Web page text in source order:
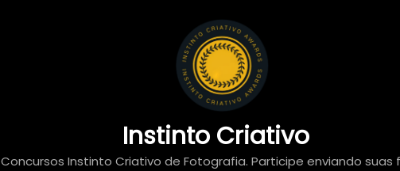
Instinto Criativo
Concursos Instinto Criativo de Fotografia. Participe enviando suas